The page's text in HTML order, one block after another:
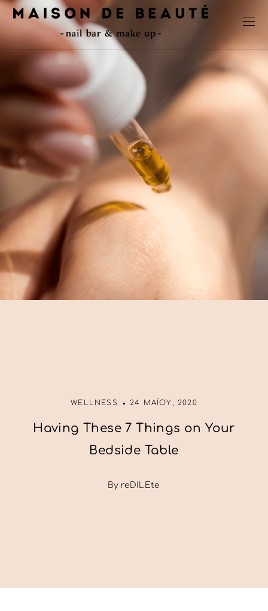
WELLNESS 24 ΜΑΪ́ΟΥ, 2020
Having These 7 Things on Your
Bedside Table
By reDILEte